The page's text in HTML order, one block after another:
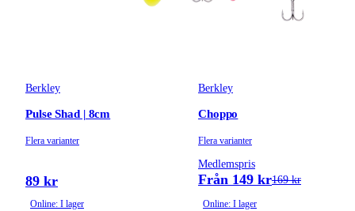
Berkley
Pulse Shad | 8cm
Flera varianter
89 kr
Online: I lager
Berkley
Choppo
Flera varianter
Medlemspris
Från 149 kr169 kr
Online: I lager